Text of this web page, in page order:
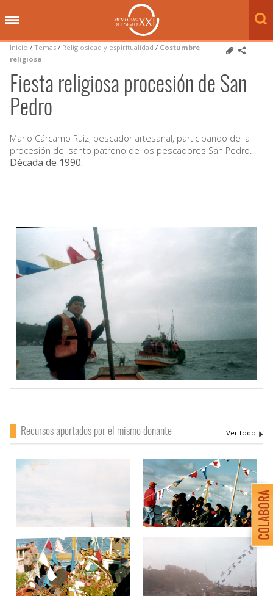
Inicio / Temas / Religiosidad y espiritualidad / Costumbre
religiosa
Fiesta religiosa procesión de San
Pedro
Mario Cárcamo Ruiz, pescador artesanal, participando de la
procesión del santo patrono de los pescadores San Pedro.
Década de 1990.
Recursos aportados por el mismo donante